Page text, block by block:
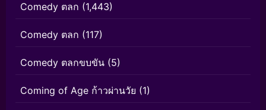
Comedy ตลก (1,443)
Comedy ตลก (117)
Comedy ตลกขบขัน (5)
Coming of Age ก้าวผ่านวัย (1)